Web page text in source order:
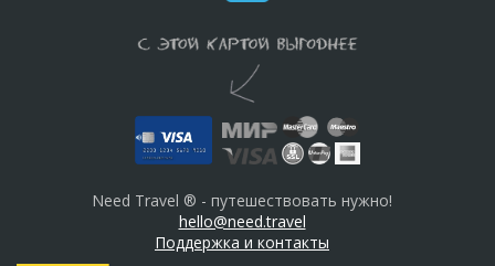
Need Travel ® - путешествовать нужно!
hello@need.travel
Поддержка и контакты